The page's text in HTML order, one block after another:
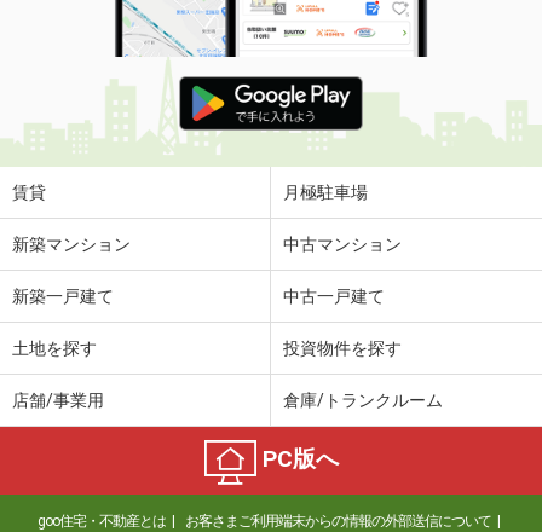
賃貸 月極駐車場
新築マンション 中古マンション
新築一戸建て 中古一戸建て
土地を探す 投資物件を探す
店舗/事業用 倉庫/トランクルーム
PC版へ
goo住宅・不動産とは お客さまご利用端末からの情報の外部送信について